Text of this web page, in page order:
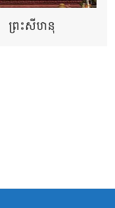
ព្រះសីហនុ